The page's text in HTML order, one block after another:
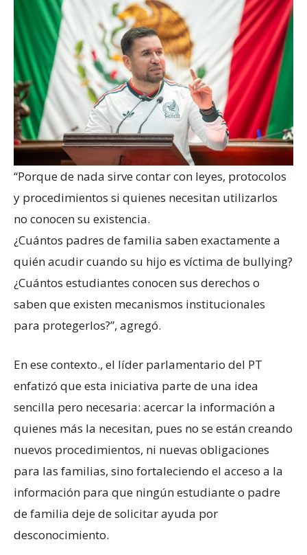
“Porque de nada sirve contar con leyes, protocolos
y procedimientos si quienes necesitan utilizarlos
no conocen su existencia.
¿Cuántos padres de familia saben exactamente a
quién acudir cuando su hijo es víctima de bullying?
¿Cuántos estudiantes conocen sus derechos o
saben que existen mecanismos institucionales
para protegerlos?”, agregó.
En ese contexto., el líder parlamentario del PT
enfatizó que esta iniciativa parte de una idea
sencilla pero necesaria: acercar la información a
quienes más la necesitan, pues no se están creando
nuevos procedimientos, ni nuevas obligaciones
para las familias, sino fortaleciendo el acceso a la
información para que ningún estudiante o padre
de familia deje de solicitar ayuda por
desconocimiento.